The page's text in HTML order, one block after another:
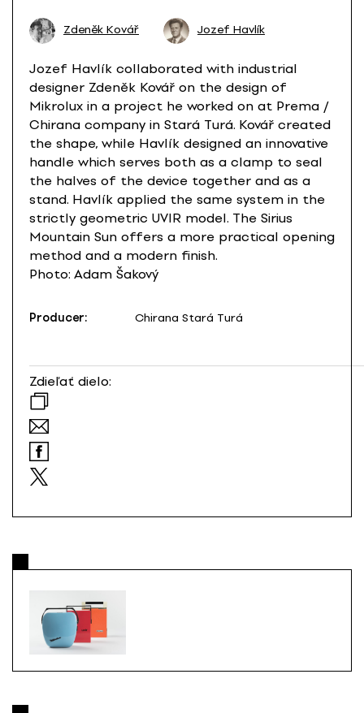
Zdeněk Kovář Jozef Havlík
Jozef Havlík collaborated with industrial
designer Zdeněk Kovář on the design of
Mikrolux in a project he worked on at Prema /
Chirana company in Stará Turá. Kovář created
the shape, while Havlík designed an innovative
handle which serves both as a clamp to seal
the halves of the device together and as a
stand. Havlík applied the same system in the
strictly geometric UVIR model. The Sirius
Mountain Sun offers a more practical opening
method and a modern finish.
Photo: Adam Šakový
Producer: Chirana Stará Turá
Zdieľať dielo: